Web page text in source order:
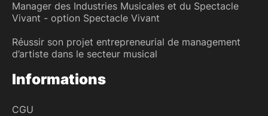
Manager des Industries Musicales et du Spectacle
Vivant - option Spectacle Vivant
Réussir son projet entrepreneurial de management
d’artiste dans le secteur musical
Informations
CGU